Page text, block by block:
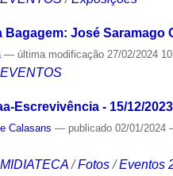
Bagagem: José Saramago
— última modificação 27/02/2024
EVENTOS
Escrevivência - 15/12/2023
Calasans — publicado 02/01/2024
MIDIATECA /Fotos /Eventos